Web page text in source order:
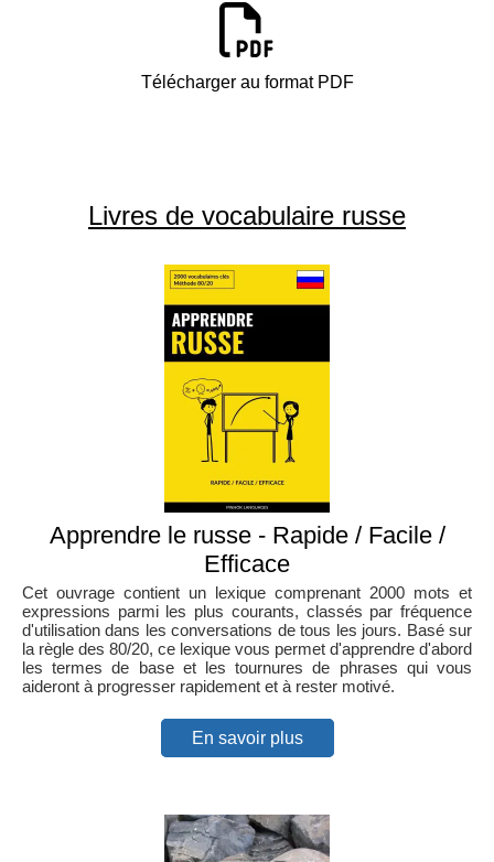
Télécharger au format PDF
Livres de vocabulaire russe
Apprendre le russe - Rapide / Facile /
Efficace
Cet ouvrage contient un lexique comprenant 2000 mots et
expressions parmi les plus courants, classés par fréquence
d'utilisation dans les conversations de tous les jours. Basé sur
la règle des 80/20, ce lexique vous permet d'apprendre d'abord
les termes de base et les tournures de phrases qui vous
aideront à progresser rapidement et à rester motivé.
En savoir plus